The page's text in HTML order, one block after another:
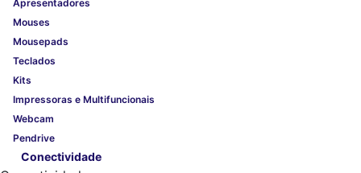
Apresentadores
Mouses
Mousepads
Teclados
Kits
Impressoras e Multifuncionais
Webcam
Pendrive
Conectividade